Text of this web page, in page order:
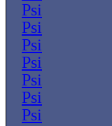
Psi
Psi
Psi
Psi
Psi
Psi
Psi